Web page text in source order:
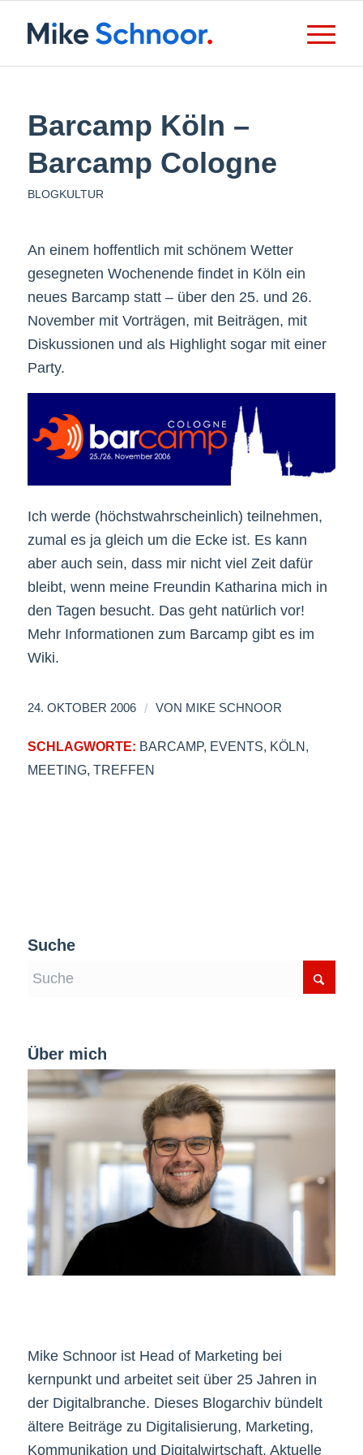
Barcamp Köln –
Barcamp Cologne
BLOGKULTUR
An einem hoffentlich mit schönem Wetter
gesegneten Wochenende findet in Köln ein
neues Barcamp statt – über den 25. und 26.
November mit Vorträgen, mit Beiträgen, mit
Diskussionen und als Highlight sogar mit einer
Party.
Ich werde (höchstwahrscheinlich) teilnehmen,
zumal es ja gleich um die Ecke ist. Es kann
aber auch sein, dass mir nicht viel Zeit dafür
bleibt, wenn meine Freundin Katharina mich in
den Tagen besucht. Das geht natürlich vor!
Mehr Informationen zum Barcamp gibt es im
Wiki.
24. OKTOBER 2006 / VON MIKE SCHNOOR
SCHLAGWORTE: BARCAMP, EVENTS, KÖLN ,
MEETING, TREFFEN
Suche
Über mich
Mike Schnoor ist Head of Marketing bei
kernpunkt und arbeitet seit über 25 Jahren in
der Digitalbranche. Dieses Blogarchiv bündelt
ältere Beiträge zu Digitalisierung, Marketing,
Kommunikation und Digitalwirtschaft. Aktuelle